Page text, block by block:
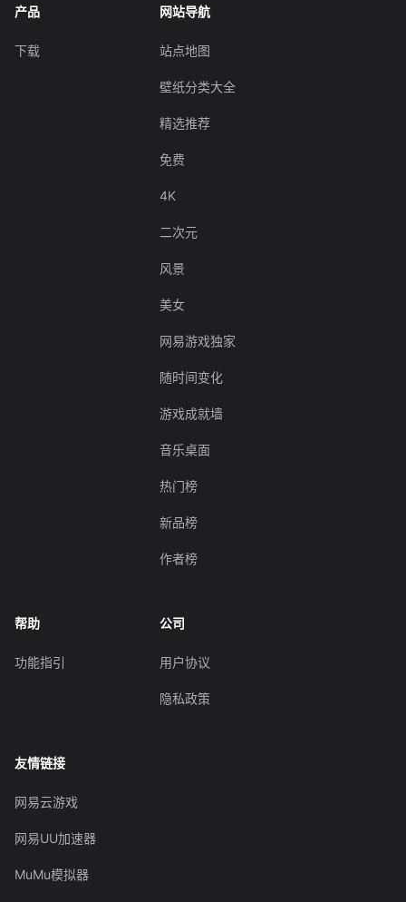
产品
下载
网站导航
站点地图
壁纸分类大全
精选推荐
免费
4K
二次元
风景
美女
网易游戏独家
随时间变化
游戏成就墙
音乐桌面
热门榜
新品榜
作者榜
帮助
功能指引
公司
用户协议
隐私政策
友情链接
网易云游戏
网易UU加速器
MuMu模拟器